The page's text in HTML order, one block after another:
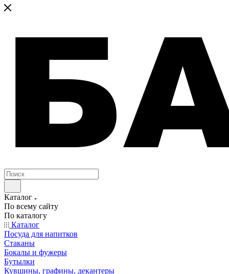
Каталог
По всему сайту
По каталогу
Каталог
Посуда для напитков
Стаканы
Бокалы и фужеры
Бутылки
Кувшины, графины, декантеры